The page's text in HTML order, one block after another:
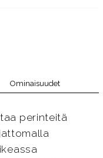
Ominaisuudet
perinteitä